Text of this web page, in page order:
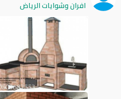
افران وشوايات الرياض